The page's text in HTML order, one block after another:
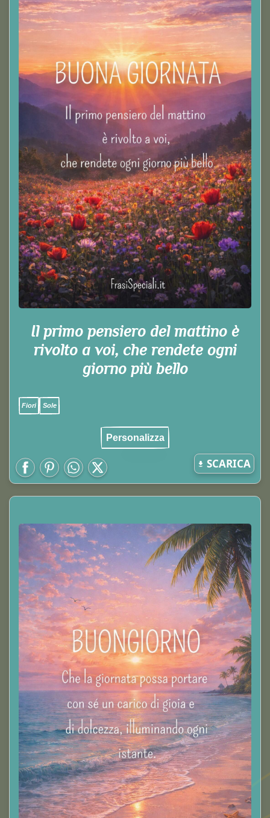
Il primo pensiero del mattino è
rivolto a voi, che rendete ogni
giorno più bello
Fiori Sole
Personalizza
SCARICA